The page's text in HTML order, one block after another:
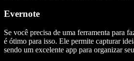
Evernote
Se você precisa de uma ferramenta para
é ótimo para isso. Ele permite capturar
sendo um excelente app para organizar